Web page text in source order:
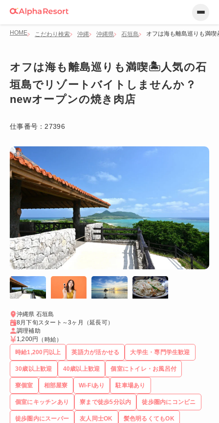
HOME こだわり検索 沖縄 沖縄県 石垣島 オフは海も離島巡りも満
オフは海も離島巡りも満喫🏝️人気の石
垣島でリゾートバイトしませんか？
newオープンの焼き肉店
仕事番号： 27396
沖縄県 石垣島
8月下旬スタート～3ヶ月（延長可）
調理補助
1,200円
（時給）
時給1,200円以上
英語力が活かせる 大学生・専門学生歓迎
30歳以上歓迎 40歳以上歓迎 個室にトイレ・お風呂付
寮個室 相部屋寮 Wi-Fiあり 駐車場あり
個室にキッチンあり 寮まで徒歩5分以内 徒歩圏内にコンビニ
徒歩圏内にスーパー 友人同士OK 髪色明るくてもOK